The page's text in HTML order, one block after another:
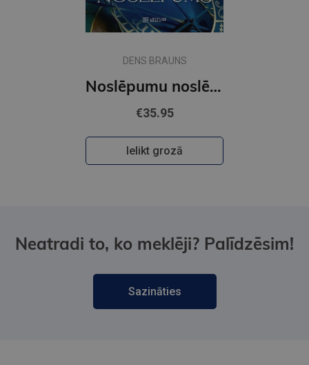
DENS BRAUNS
Noslēpumu noslēpums
€35.95
Ielikt grozā
Neatradi to, ko meklēji? Palīdzēsim!
Sazināties